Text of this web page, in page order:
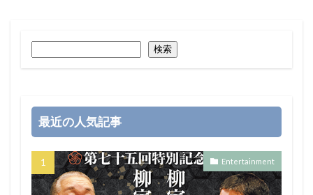
検索
最近の人気記事
Entertainment